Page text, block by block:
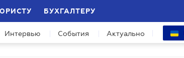
БУХГАЛТЕРУ
Интервью События Актуально